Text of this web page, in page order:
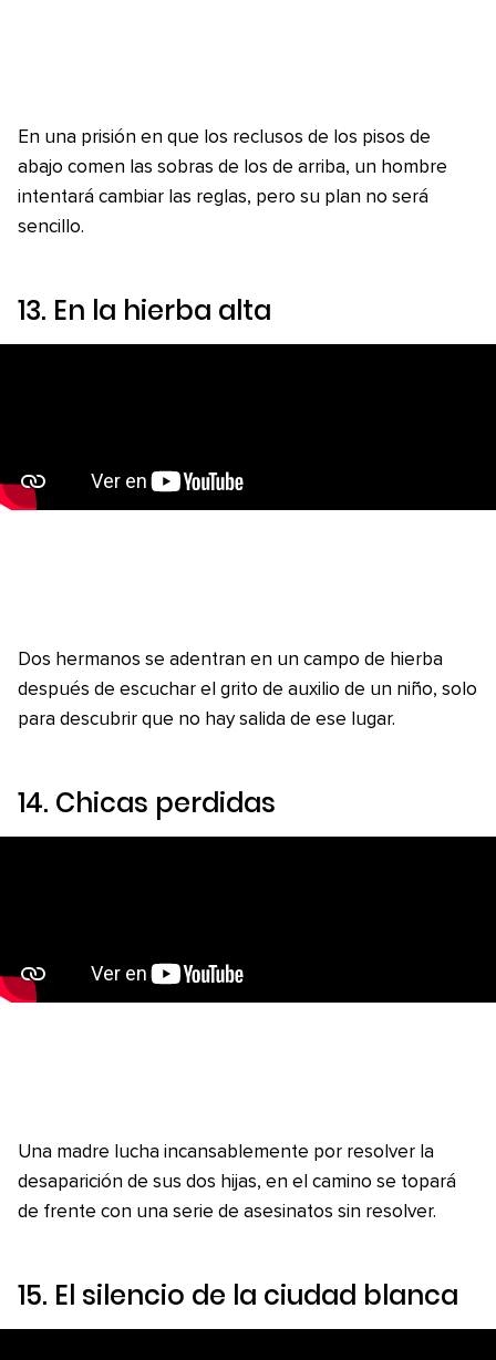
En una prisión en que los reclusos de los pisos de
abajo comen las sobras de los de arriba, un hombre
intentará cambiar las reglas, pero su plan no será
sencillo.
13. En la hierba alta
Dos hermanos se adentran en un campo de hierba
después de escuchar el grito de auxilio de un niño, solo
para descubrir que no hay salida de ese lugar.
14. Chicas perdidas
Una madre lucha incansablemente por resolver la
desaparición de sus dos hijas, en el camino se topará
de frente con una serie de asesinatos sin resolver.
15. El silencio de la ciudad blanca